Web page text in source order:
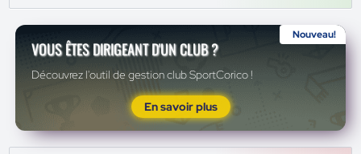
Nouveau!
VOUS ÊTES DIRIGEANT D'UN CLUB ?
Découvrez l'outil de gestion club SportCorico !
En savoir plus